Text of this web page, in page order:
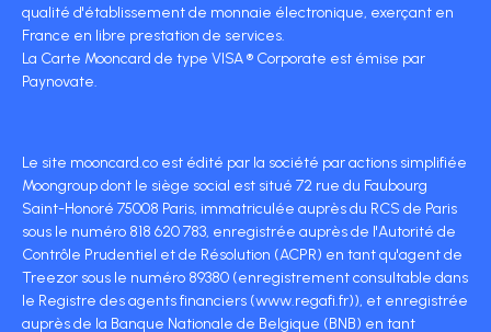
qualité d'établissement de monnaie électronique, exerçant en
France en libre prestation de services.
La Carte Mooncard de type VISA ® Corporate est émise par
Paynovate.
Le site mooncard.co est édité par la société par actions simplifiée
Moongroup dont le siège social est situé 72 rue du Faubourg
Saint-Honoré 75008 Paris, immatriculée auprès du RCS de Paris
sous le numéro 818 620 783, enregistrée auprès de l'Autorité de
Contrôle Prudentiel et de Résolution (ACPR) en tant qu'agent de
Treezor sous le numéro 89380 (enregistrement consultable dans
le Registre des agents financiers (www.regafi.fr)), et enregistrée
auprès de la Banque Nationale de Belgique (BNB) en tant